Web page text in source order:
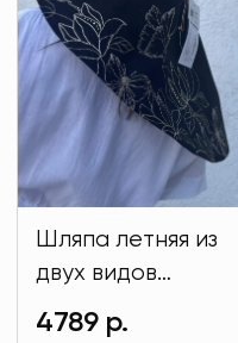
Шляпа летняя из
двух видов
материала
4789 р.